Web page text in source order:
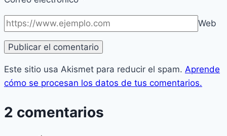
Web
Este sitio usa Akismet para reducir el spam. Aprende
cómo se procesan los datos de tus comentarios.
2 comentarios